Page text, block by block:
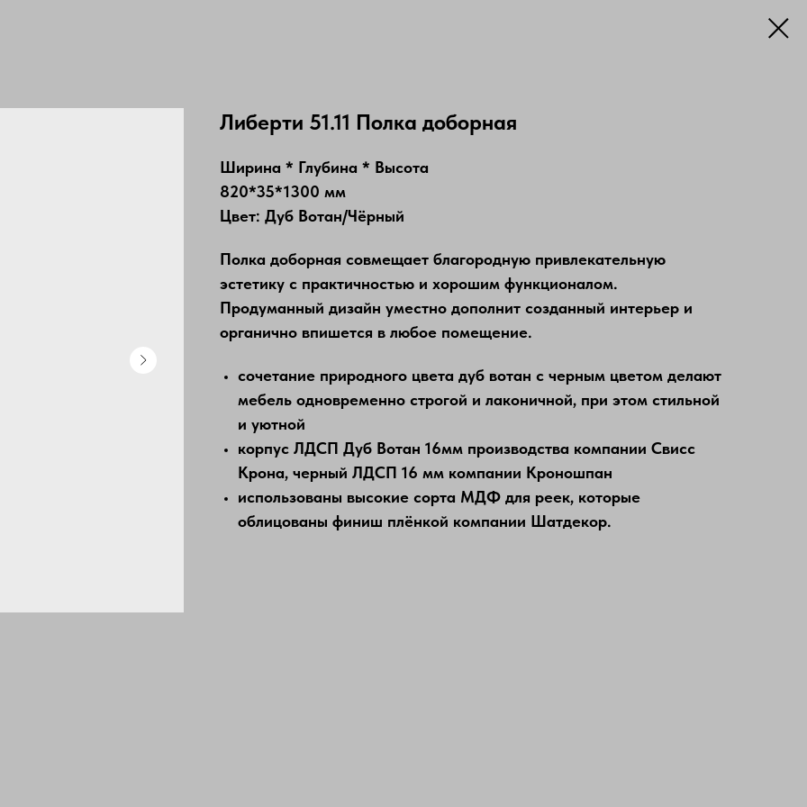
Либерти 51.11 Полка доборная
Ширина * Глубина * Высота
820*35*1300 мм
Цвет: Дуб Вотан/Чёрный
Полка доборная совмещает благородную привлекательную
эстетику с практичностью и хорошим функционалом.
Продуманный дизайн уместно дополнит созданный интерьер и
органично впишется в любое помещение.
сочетание природного цвета дуб вотан с черным цветом делают
мебель одновременно строгой и лаконичной, при этом стильной
и уютной
корпус ЛДСП Дуб Вотан 16мм производства компании Свисс
Крона, черный ЛДСП 16 мм компании Кроношпан
использованы высокие сорта МДФ для реек, которые
облицованы финиш плёнкой компании Шатдекор.